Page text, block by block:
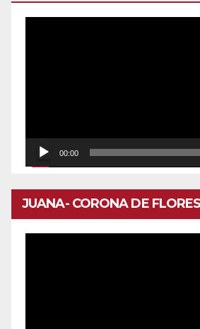
00:00
JUANA- CORONA DE FLORES